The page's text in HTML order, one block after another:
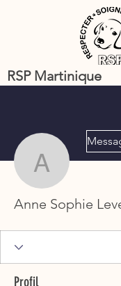
RSP Martinique
Anne
Anne Sophie
Profil